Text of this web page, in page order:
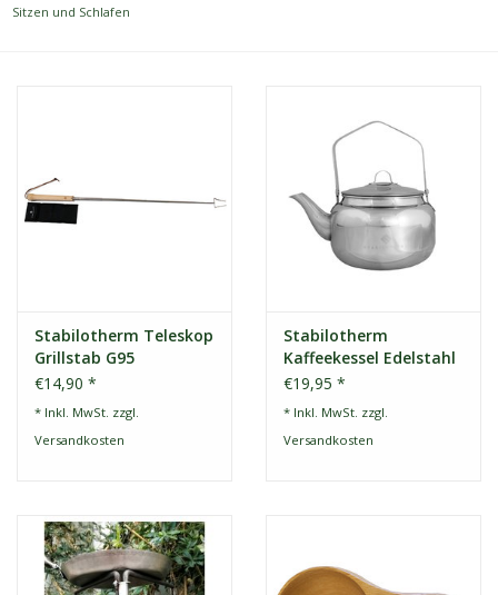
Sitzen und Schlafen
Stabilotherm Teleskop
Grillstab G95
€14,90 *
* Inkl. MwSt. zzgl.
Versandkosten
Stabilotherm
Kaffeekessel Edelstahl
2L
€19,95 *
* Inkl. MwSt. zzgl.
Versandkosten